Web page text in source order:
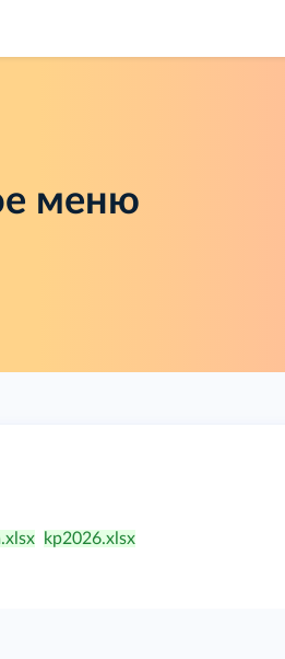
меню
kp2026.xlsx